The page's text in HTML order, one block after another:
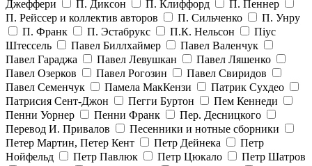
Джеффери
П. Диксон П. Клиффорд
П. Пеннер
П. Рейссер и коллектив авторов
П. Сильченко
П. Унру
П. Франк
П. Эстабрукс П.К. Нельсон
Піус
Штессель
Павел Биллхаймер
Павел Валенчук
Павел Гараджа
Павел Левушкан
Павел Ляшенко
Павел Озерков
Павел Рогозин
Павел Свиридов
Павел Семенчук
Памела МакКензи
Патрик Сухдео
Патрисия Сент-Джон
Пегги Буртон
Пем Кеннеди
Пенни Уорнер
Пенни Франк
Пер. Десницкого
Перевод И. Привалов
Песенники и нотные сборники
Петер Мартин, Петер Кент
Петр Дейнека
Петр
Нойфельд
Петр Павлюк Петр Цюкало
Петр Шатров